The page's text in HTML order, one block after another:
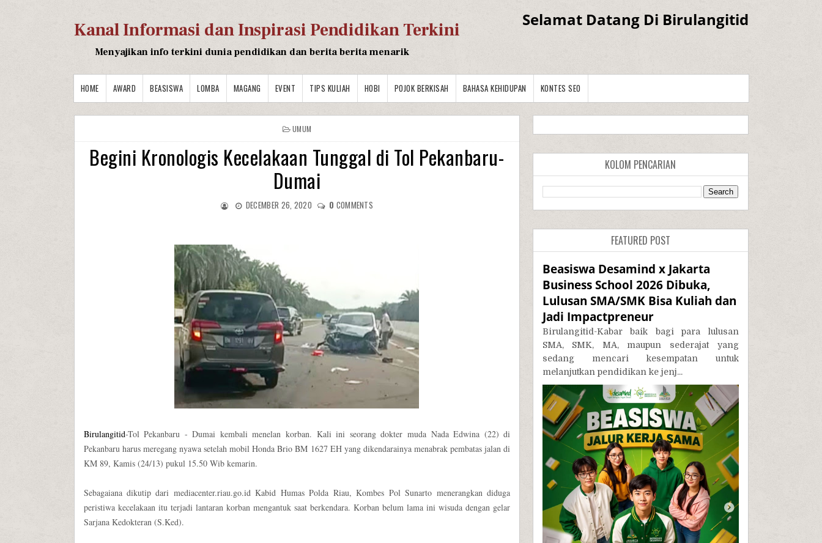
Kanal Informasi dan Inspirasi Pendidikan Terkini
Menyajikan info terkini dunia pendidikan dan berita berita menarik
Selamat Datang Di Birulangitid
HOME AWARD BEASISWA LOMBA MAGANG EVENT TIPS KULIAH HOBI POJOK BERKISAH BAHASA KEHIDUPAN KONTES SEO
UMUM
Begini Kronologis Kecelakaan Tunggal di Tol Pekanbaru-
Dumai
DECEMBER 26, 2020 0 COMMENTS
Birulangitid-Tol Pekanbaru - Dumai kembali menelan korban. Kali ini seorang dokter muda Nada Edwina (22) di
Pekanbaru harus meregang nyawa setelah mobil Honda Brio BM 1627 EH yang dikendarainya menabrak pembatas jalan di
KM 89, Kamis (24/13) pukul 15.50 Wib kemarin.
Sebagaiana dikutip dari mediacenter.riau.go.id Kabid Humas Polda Riau, Kombes Pol Sunarto menerangkan diduga
peristiwa kecelakaan itu terjadi lantaran korban mengantuk saat berkendara. Korban belum lama ini wisuda dengan gelar
Sarjana Kedokteran (S.Ked).
KOLOM PENCARIAN
FEATURED POST
Beasiswa Desamind x Jakarta
Business School 2026 Dibuka,
Lulusan SMA/SMK Bisa Kuliah dan
Jadi Impactpreneur
Birulangitid-Kabar baik bagi para lulusan
SMA, SMK, MA, maupun sederajat yang
sedang mencari kesempatan untuk
melanjutkan pendidikan ke jenj...